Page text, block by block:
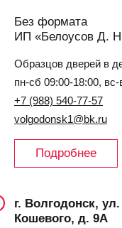
Без формата
ИП «Белоусов Д.
Образцов дверей в
пн-сб 09:00-18:00,
+7 (988) 540-77-57
volgodonsk1@bk.ru
Подробнее
г. Волгодонск,
Кошевого, д. 9А